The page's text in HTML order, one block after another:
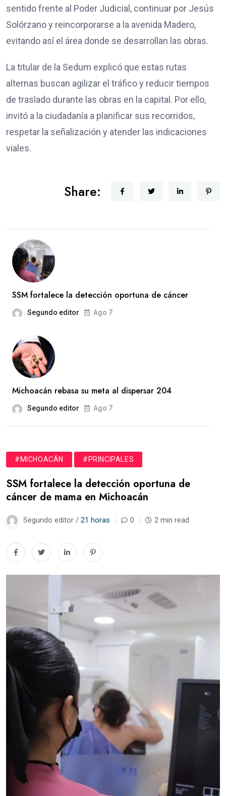
sentido frente al Poder Judicial, continuar por Jesús
Solórzano y reincorporarse a la avenida Madero,
evitando así el área donde se desarrollan las obras.
La titular de la Sedum explicó que estas rutas
alternas buscan agilizar el tráfico y reducir tiempos
de traslado durante las obras en la capital. Por ello,
invitó a la ciudadanía a planificar sus recorridos,
respetar la señalización y atender las indicaciones
viales.
Share:
SSM fortalece la detección oportuna de cáncer
Segundo editor Ago 7
Michoacán rebasa su meta al dispersar 204
Segundo editor Ago 7
#MICHOACÁN #PRINCIPALES
SSM fortalece la detección oportuna de
cáncer de mama en Michoacán
Segundo editor / 21 horas 0 2 min read